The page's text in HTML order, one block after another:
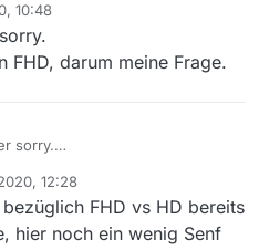
10:48
FHD, darum meine Frage.
sorry.
12:28
FHD vs HD bereits
hier noch ein wenig Senf